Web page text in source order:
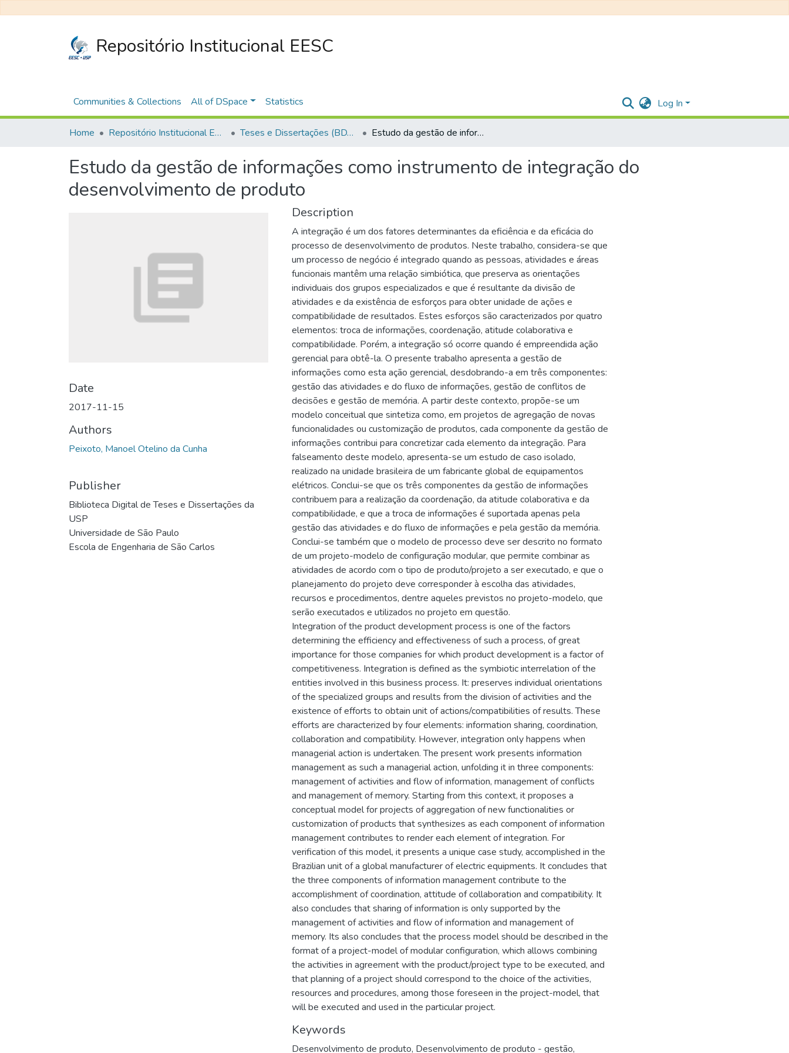
Repositório Institucional EESC
Communities & Collections All of DSpace Statistics Log In
Home Repositório Institucional EESC Teses e Dissertações (BDTD USP) Estudo da gestão de informações como instrumento de integração do desenvolvimento de produto
Estudo da gestão de informações como instrumento de integração do
desenvolvimento de produto
Date
2017-11-15
Authors
Peixoto, Manoel Otelino da Cunha
Publisher
Biblioteca Digital de Teses e Dissertações da
USP
Universidade de São Paulo
Escola de Engenharia de São Carlos
Description
A integração é um dos fatores determinantes da eficiência e da eficácia do
processo de desenvolvimento de produtos. Neste trabalho, considera-se que
um processo de negócio é integrado quando as pessoas, atividades e áreas
funcionais mantêm uma relação simbiótica, que preserva as orientações
individuais dos grupos especializados e que é resultante da divisão de
atividades e da existência de esforços para obter unidade de ações e
compatibilidade de resultados. Estes esforços são caracterizados por quatro
elementos: troca de informações, coordenação, atitude colaborativa e
compatibilidade. Porém, a integração só ocorre quando é empreendida ação
gerencial para obtê-la. O presente trabalho apresenta a gestão de
informações como esta ação gerencial, desdobrando-a em três componentes:
gestão das atividades e do fluxo de informações, gestão de conflitos de
decisões e gestão de memória. A partir deste contexto, propõe-se um
modelo conceitual que sintetiza como, em projetos de agregação de novas
funcionalidades ou customização de produtos, cada componente da gestão de
informações contribui para concretizar cada elemento da integração. Para
falseamento deste modelo, apresenta-se um estudo de caso isolado,
realizado na unidade brasileira de um fabricante global de equipamentos
elétricos. Conclui-se que os três componentes da gestão de informações
contribuem para a realização da coordenação, da atitude colaborativa e da
compatibilidade, e que a troca de informações é suportada apenas pela
gestão das atividades e do fluxo de informações e pela gestão da memória.
Conclui-se também que o modelo de processo deve ser descrito no formato
de um projeto-modelo de configuração modular, que permite combinar as
atividades de acordo com o tipo de produto/projeto a ser executado, e que o
planejamento do projeto deve corresponder à escolha das atividades,
recursos e procedimentos, dentre aqueles previstos no projeto-modelo, que
serão executados e utilizados no projeto em questão.
Integration of the product development process is one of the factors
determining the efficiency and effectiveness of such a process, of great
importance for those companies for which product development is a factor of
competitiveness. Integration is defined as the symbiotic interrelation of the
entities involved in this business process. It: preserves individual orientations
of the specialized groups and results from the division of activities and the
existence of efforts to obtain unit of actions/compatibilities of results. These
efforts are characterized by four elements: information sharing, coordination,
collaboration and compatibility. However, integration only happens when
managerial action is undertaken. The present work presents information
management as such a managerial action, unfolding it in three components:
management of activities and flow of information, management of conflicts
and management of memory. Starting from this context, it proposes a
conceptual model for projects of aggregation of new functionalities or
customization of products that synthesizes as each component of information
management contributes to render each element of integration. For
verification of this model, it presents a unique case study, accomplished in the
Brazilian unit of a global manufacturer of electric equipments. It concludes that
the three components of information management contribute to the
accomplishment of coordination, attitude of collaboration and compatibility. It
also concludes that sharing of information is only supported by the
management of activities and flow of information and management of
memory. Its also concludes that the process model should be described in the
format of a project-model of modular configuration, which allows combining
the activities in agreement with the product/project type to be executed, and
that planning of a project should correspond to the choice of the activities,
resources and procedures, among those foreseen in the project-model, that
will be executed and used in the particular project.
Keywords
Desenvolvimento de produto, Desenvolvimento de produto - gestão,